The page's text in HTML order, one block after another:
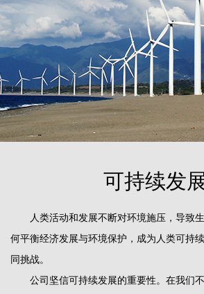
可持续发
人类活动和发展不断对环境施压，导致生
何平衡经济发展与环境保护，成为人类可持
同挑战。
公司坚信可持续发展的重要性。在我们不